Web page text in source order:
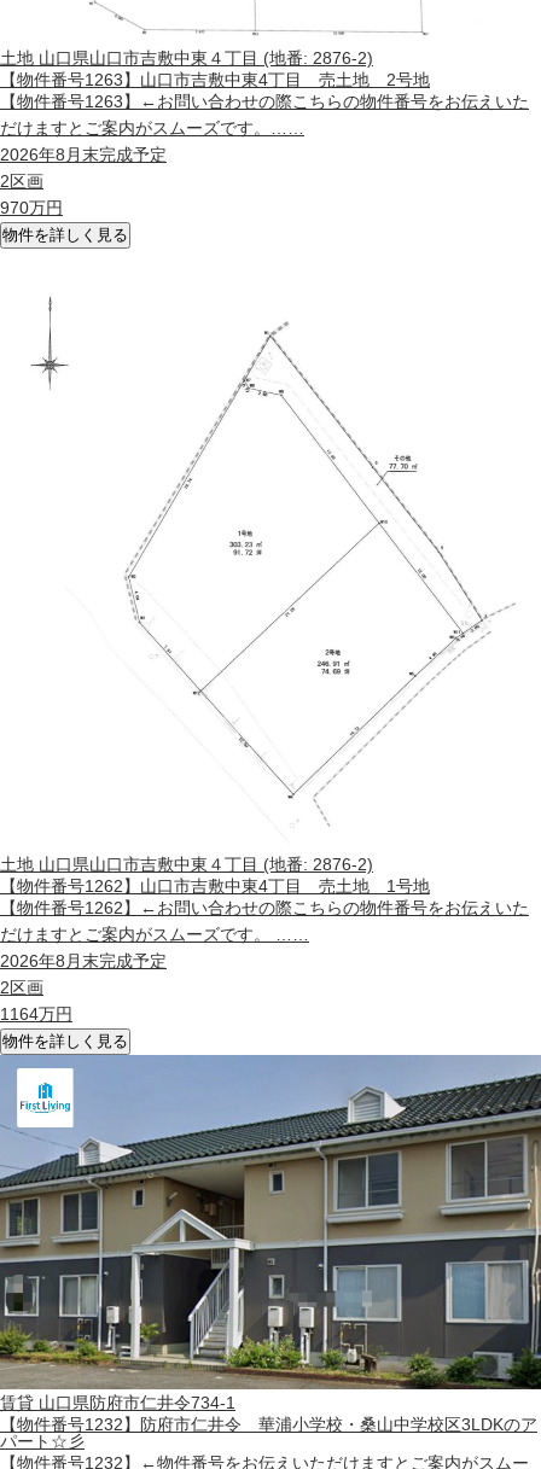
土地 山口県山口市吉敷中東４丁目 (地番: 2876-2)
【物件番号1263】山口市吉敷中東4丁目 売土地 2号地
【物件番号1263】←お問い合わせの際こちらの物件番号をお伝えいた
だけますとご案内がスムーズです。……
2026年8月末完成予定
2区画
970万円
物件を詳しく見る
土地 山口県山口市吉敷中東４丁目 (地番: 2876-2)
【物件番号1262】山口市吉敷中東4丁目 売土地 1号地
【物件番号1262】←お問い合わせの際こちらの物件番号をお伝えいた
だけますとご案内がスムーズです。 ……
2026年8月末完成予定
2区画
1164万円
物件を詳しく見る
賃貸 山口県防府市仁井令734-1
【物件番号1232】防府市仁井令 華浦小学校・桑山中学校区3LDKのア
パート☆彡
【物件番号1232】←物件番号をお伝えいただけますとご案内がスムー